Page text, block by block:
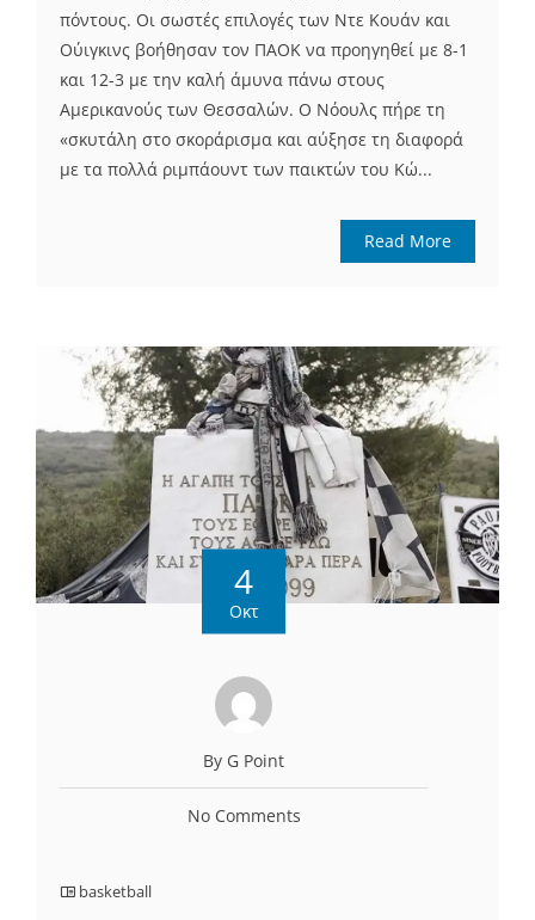
πόντους. Οι σωστές επιλογές των Ντε Κουάν και
Ούιγκινς βοήθησαν τον ΠΑΟΚ να προηγηθεί με 8-1
και 12-3 με την καλή άμυνα πάνω στους
Αμερικανούς των Θεσσαλών. Ο Νόουλς πήρε τη
«σκυτάλη στο σκοράρισμα και αύξησε τη διαφορά
με τα πολλά ριμπάουντ των παικτών του Κώ...
Read More
4
Οκτ
By G Point
No Comments
basketball